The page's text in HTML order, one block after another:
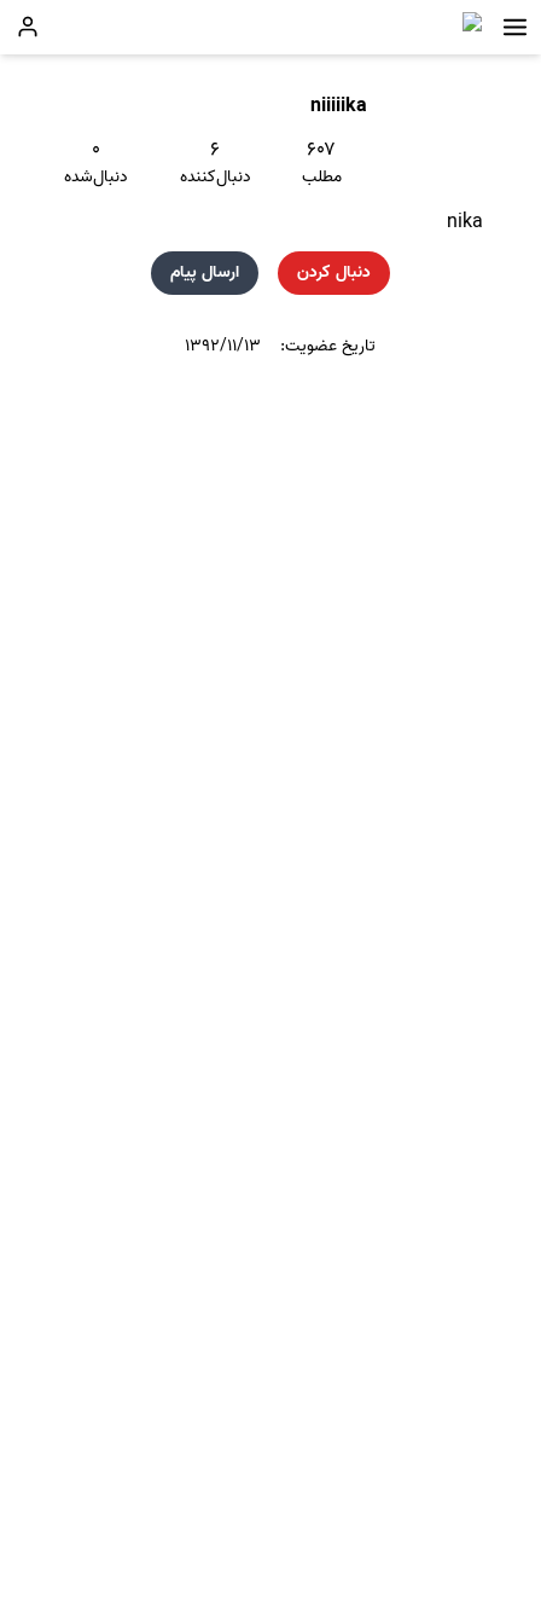
niiiiika
۶۰۷
مطلب
۶
دنبال‌کننده
۰
دنبال‌شده
nika
دنبال کردن ارسال پیام
تاریخ عضویت: ۱۳۹۲/۱۱/۱۳